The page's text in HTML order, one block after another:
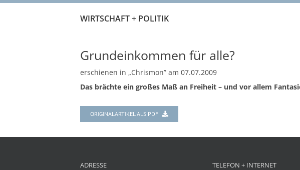
WIRTSCHAFT + POLITIK
Grundeinkommen für alle?
erschienen in „Chrismon” am 07.07.2009
Das brächte ein großes Maß an Freiheit – und vor allem
ORIGINALARTIKEL ALS PDF
ADRESSE TELEFON + INTERNET